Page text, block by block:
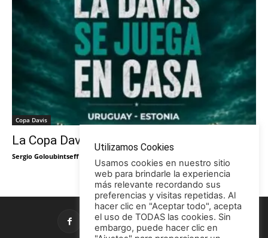
Copa Davis
La Copa Davis vuelve al Círculo
Sergio Goloubintseff
Utilizamos Cookies
Usamos cookies en nuestro sitio
web para brindarle la experiencia
más relevante recordando sus
preferencias y visitas repetidas. Al
hacer clic en "Aceptar todo", acepta
el uso de TODAS las cookies. Sin
embargo, puede hacer clic en